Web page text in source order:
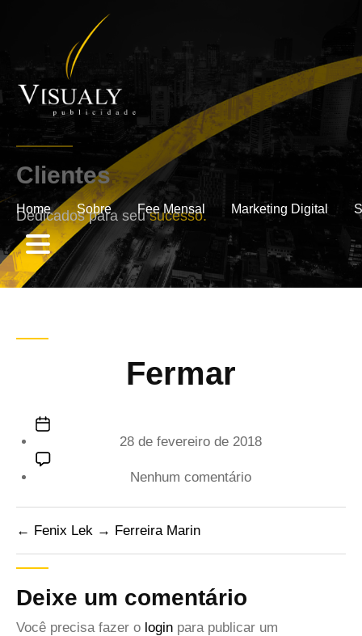
Home Sobre Fee Mensal Marketing Digital
Clientes.
Dedicados para seusucesso.
Fermar
de
28 de fevereiro de 2018
Nenhum comentárioem
← Fenix Lek → Ferreira Marin
Deixe um comentário
Você precisa fazer o login para publicar um